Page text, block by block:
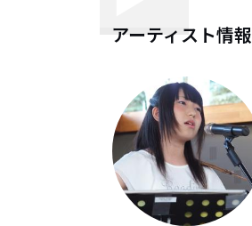
アーティスト情報